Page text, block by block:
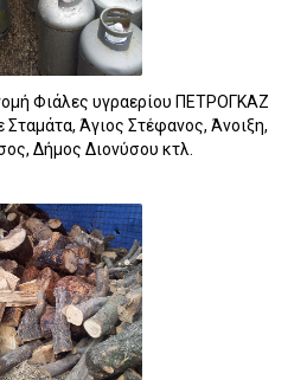
Φιάλες υγραερίου ΠΕΤΡΟΓΚΑΖ
Σταμάτα, Άγιος Στέφανος, Άνοιξη,
Δήμος Διονύσου κτλ.